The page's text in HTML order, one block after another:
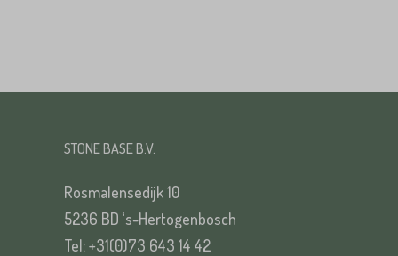
STONE BASE B.V.
Rosmalensedijk 10
5236 BD ‘s-Hertogenbosch
Tel: +31(0)73 643 14 42